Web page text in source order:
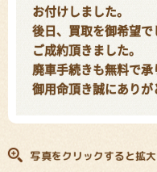
お付けしました。
後日、買取を御希望
ご成約頂きました。
廃車手続きも無料で承
御用命頂き誠にありが
写真をクリックすると拡大